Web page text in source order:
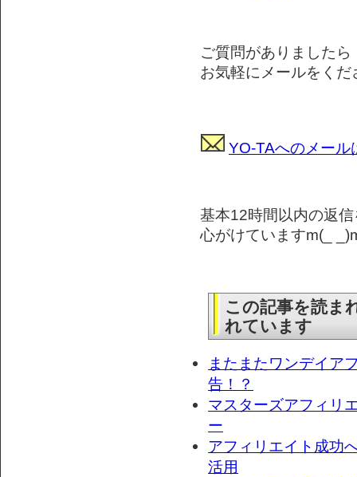
ご質問がありましたら
お気軽にメールをくだ
YO-TAへのメール
基本12時間以内の返信
心がけていますm(_
この記事を読ま
れています
またまたワンデイア
告！？
マスターズアフィリ
ー
アフィリエイト成功
活用